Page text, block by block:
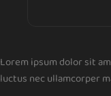
Lorem ipsum dolor sit
luctus nec ullamcorper